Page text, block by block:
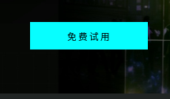
免费试用